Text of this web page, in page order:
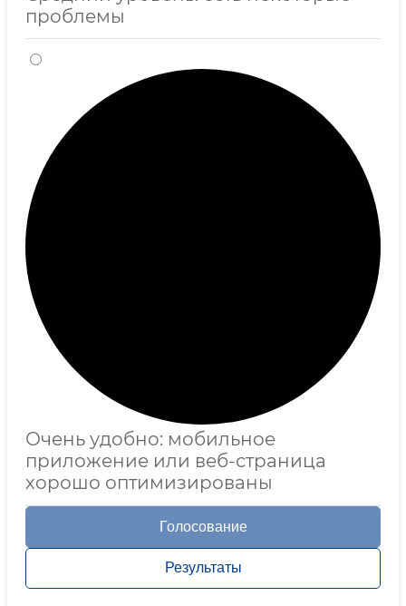
проблемы
Очень удобно: мобильное
приложение или веб-страница
хорошо оптимизированы
Голосование
Результаты